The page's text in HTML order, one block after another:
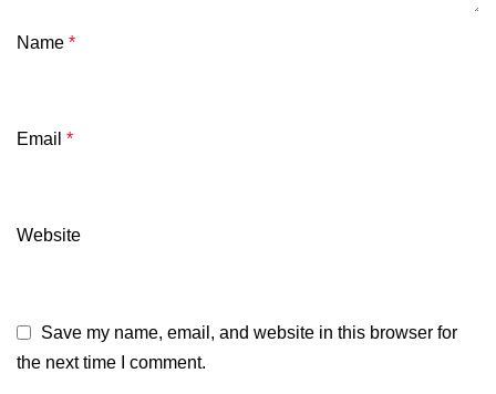
Name *
Email *
Website
Save my name, email, and website in this browser for
the next time I comment.